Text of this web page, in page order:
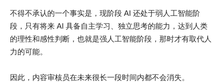
不得不承认的一个事实是，现阶段 AI 还处于弱人工智能阶
段，只有将来 AI 具备自主学习、独立思考的能力，达到人类
的理性和感性判断，也就是强人工智能阶段，那时才有取代人
力的可能。
因此，内容审核员在未来很长一段时间内都不会消失。